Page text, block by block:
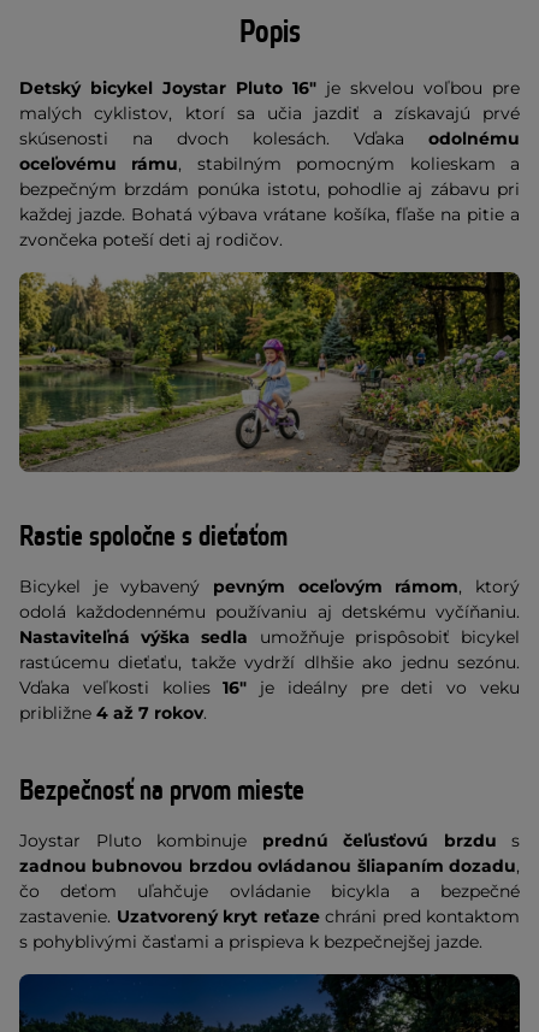
Popis
Detský bicykel Joystar Pluto 16" je skvelou voľbou pre
malých cyklistov, ktorí sa učia jazdiť a získavajú prvé
skúsenosti na dvoch kolesách. Vďaka odolnému
oceľovému rámu, stabilným pomocným kolieskam a
bezpečným brzdám ponúka istotu, pohodlie aj zábavu pri
každej jazde. Bohatá výbava vrátane košíka, fľaše na pitie a
zvončeka poteší deti aj rodičov.
Rastie spoločne s dieťaťom
Bicykel je vybavený pevným oceľovým rámom, ktorý
odolá každodennému používaniu aj detskému vyčíňaniu.
Nastaviteľná výška sedla umožňuje prispôsobiť bicykel
rastúcemu dieťaťu, takže vydrží dlhšie ako jednu sezónu.
Vďaka veľkosti kolies16" je ideálny pre deti vo veku
približne 4 až 7 rokov.
Bezpečnosť na prvom mieste
Joystar Pluto kombinuje prednú čeľusťovú brzdu s
zadnou bubnovou brzdou ovládanou šliapaním dozadu,
čo deťom uľahčuje ovládanie bicykla a bezpečné
zastavenie. Uzatvorený kryt reťazechráni pred kontaktom
s pohyblivými časťami a prispieva k bezpečnejšej jazde.